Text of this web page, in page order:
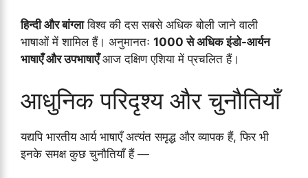
हिन्दी और बांग्लाविश्व की दस सबसे अधिक बोली जाने वाली
भाषाओं में शामिल हैं। अनुमानतः 1000 से अधिक इंडो-आर्यन
भाषाएँ और उपभाषाएँआज दक्षिण एशिया में प्रचलित हैं।
आधुनिक परिदृश्य और चुनौतियाँ
यद्यपि भारतीय आर्य भाषाएँ अत्यंत समृद्ध और व्यापक हैं, फिर भी
इनके समक्ष कुछ चुनौतियाँ हैं —